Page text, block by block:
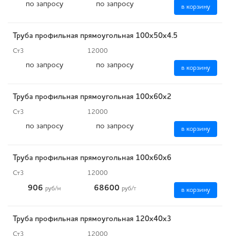
по запросу по запросу в корзину
Труба профильная прямоугольная 100х50х4.5
Ст3 12000
по запросу по запросу в корзину
Труба профильная прямоугольная 100х60х2
Ст3 12000
по запросу по запросу в корзину
Труба профильная прямоугольная 100х60х6
Ст3 12000
906 руб/м 68600 руб/т в корзину
Труба профильная прямоугольная 120х40х3
Ст3 12000